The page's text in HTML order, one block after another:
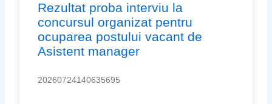
Rezultat proba interviu la
concursul organizat pentru
ocuparea postului vacant de
Asistent manager
20260724140635695